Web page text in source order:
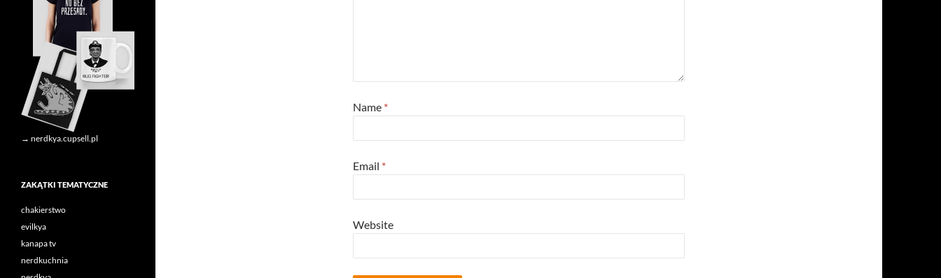
Name *
Email *
Website
→ nerdkya.cupsell.pl
ZAKĄTKI TEMATYCZNE
chakierstwo
evilkya
kanapa tv
nerdkuchnia